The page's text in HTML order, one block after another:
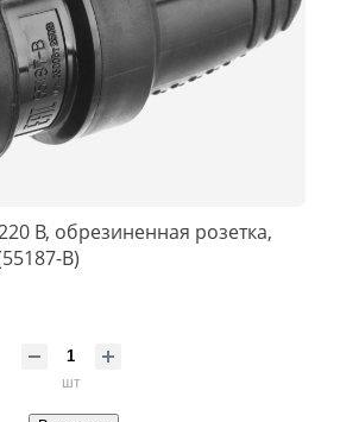
В, обрезиненная розетка,
B)
шт